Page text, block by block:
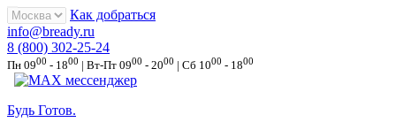
Как добраться
info@bready.ru
8 (800) 302-25-24
Пн 0900 - 1800 | Вт-Пт 0900 - 2000 | Сб 1000 - 1800
Будь Готов.